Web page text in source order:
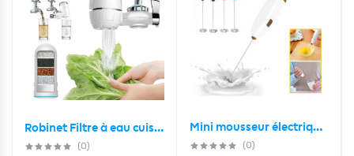
Robinet Filtre à eau cuisine, pour l’élimination de la rouille et des bactéries Le Chlore Et Les Matières Organiques
(0)
Mini mousseur électrique à café fouet batteur à oeufs
(0)